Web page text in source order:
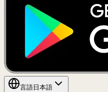
言語 日本語